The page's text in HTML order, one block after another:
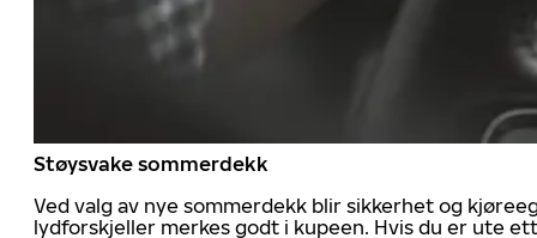
Støysvake sommerdekk
Ved valg av nye sommerdekk blir sikkerhet og
lydforskjeller merkes godt i kupeen. Hvis du er ute